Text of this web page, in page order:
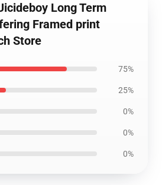
Long Term
Framed print
Store
75%
25%
0%
0%
0%